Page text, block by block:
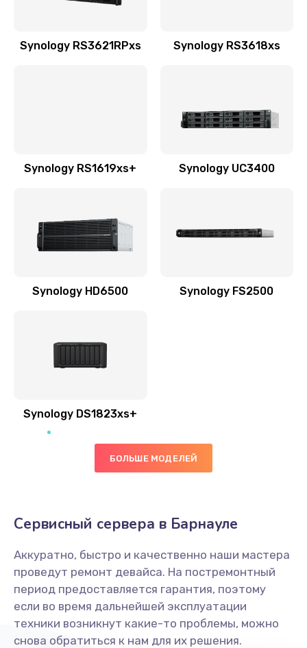
Synology RS3621RPxs Synology RS3618xs
Synology RS1619xs+ Synology UC3400
Synology HD6500 Synology FS2500
Synology DS1823xs+
БОЛЬШЕ МОДЕЛЕЙ
Сервисный сервера в Барнауле
Аккуратно, быстро и качественно наши мастера
проведут ремонт девайса. На постремонтный
период предоставляется гарантия, поэтому
если во время дальнейшей эксплуатации
техники возникнут какие-то проблемы, можно
снова обратиться к нам для их решения.